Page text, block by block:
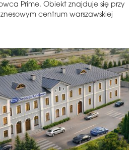
Prime. Obiekt znajduje się przy
centrum warszawskiej